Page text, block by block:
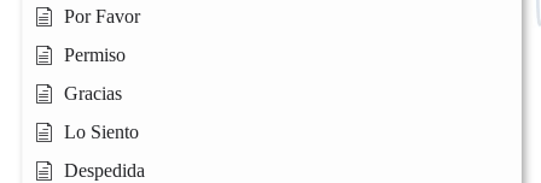
Por Favor
Permiso
Gracias
Lo Siento
Despedida